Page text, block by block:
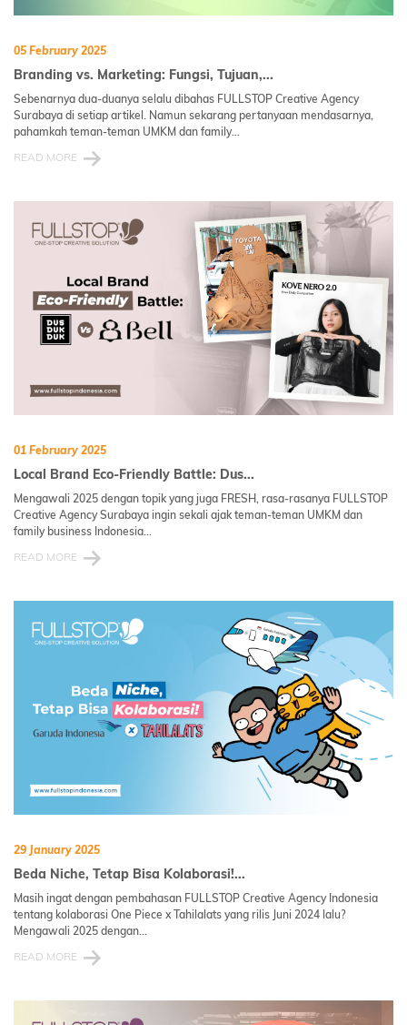
05 February 2025
Branding vs. Marketing: Fungsi, Tujuan,...
Sebenarnya dua-duanya selalu dibahas FULLSTOP Creative Agency
Surabaya di setiap artikel. Namun sekarang pertanyaan mendasarnya,
pahamkah teman-teman UMKM dan family...
READ MORE
01 February 2025
Local Brand Eco-Friendly Battle: Dus...
Mengawali 2025 dengan topik yang juga FRESH, rasa-rasanya FULLSTOP
Creative Agency Surabaya ingin sekali ajak teman-teman UMKM dan
family business Indonesia...
READ MORE
29 January 2025
Beda Niche, Tetap Bisa Kolaborasi!...
Masih ingat dengan pembahasan FULLSTOP Creative Agency Indonesia
tentang kolaborasi One Piece x Tahilalats yang rilis Juni 2024 lalu?
Mengawali 2025 dengan...
READ MORE